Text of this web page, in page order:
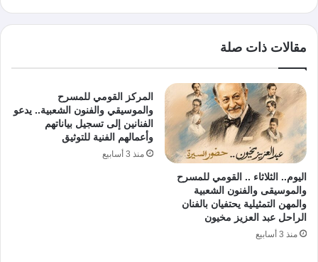
مقالات ذات صلة
اليوم.. الثلاثاء .. القومي للمسرح
والموسيقى والفنون الشعبية
والمهن التمثيلية يحتفيان بالفنان
الراحل عبد العزيز مخيون
منذ 3 أسابيع
المركز القومي للمسرح
والموسيقي والفنون الشعبية.. يدعو
الفنانين إلى تسجيل بياناتهم
وأعمالهم الفنية للتوثيق
منذ 3 أسابيع